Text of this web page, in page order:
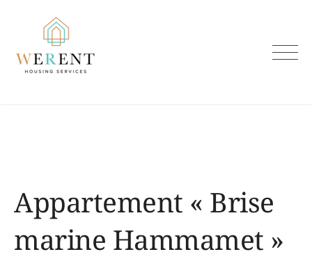
Appartement « Brise
marine Hammamet »